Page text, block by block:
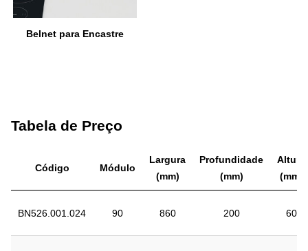
Belnet para Encastre
Tabela de Preço
Código Módulo
Largura
(mm)
Profundidade
(mm)
Altura
(mm)
BN526.001.024 90 860 200 60